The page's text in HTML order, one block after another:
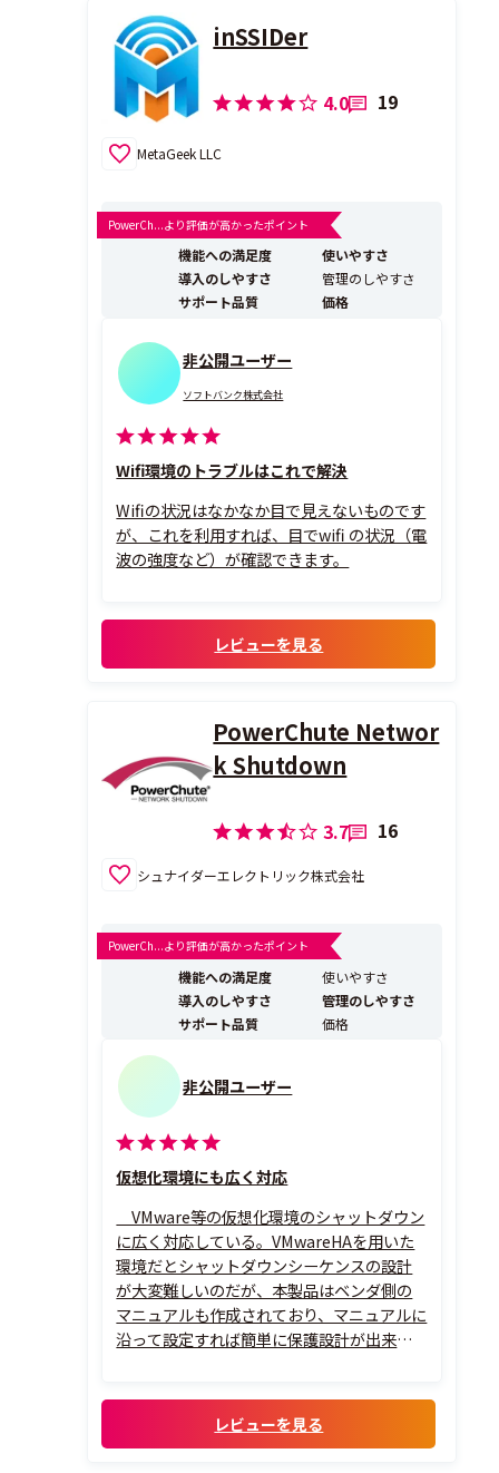
inSSIDer
4.0 19
MetaGeek LLC
PowerCh...より評価が高かったポイント
機能への満足度
使いやすさ
導入のしやすさ
管理のしやすさ
サポート品質
価格
非公開ユーザー
ソフトバンク株式会社
Wifi環境のトラブルはこれで解決
Wifiの状況はなかなか目で見えないものです
が、これを利用すれば、目でwifi の状況（電
波の強度など）が確認できます。
レビューを見る
PowerChute Networ
k Shutdown
3.7 16
シュナイダーエレクトリック株式会社
PowerCh...より評価が高かったポイント
機能への満足度
使いやすさ
導入のしやすさ
管理のしやすさ
サポート品質
価格
非公開ユーザー
仮想化環境にも広く対応
VMware等の仮想化環境のシャットダウン
に広く対応している。VMwareHAを用いた
環境だとシャットダウンシーケンスの設計
が大変難しいのだが、本製品はベンダ側の
マニュアルも作成されており、マニュアルに
沿って設定すれば簡単に保護設計が出来
レビューを見る